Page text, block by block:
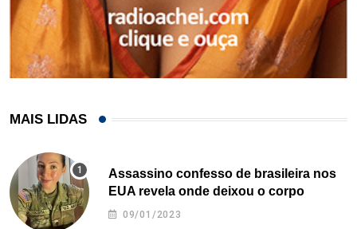
MAIS LIDAS
Assassino confesso de brasileira nos
EUA revela onde deixou o corpo
09/01/2023